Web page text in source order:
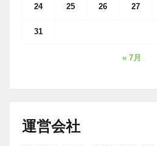
24 25 26 27
31
« 7月
運営会社